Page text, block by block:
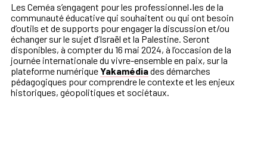
Les Ceméa s’engagent pour les professionnel·les de la
communauté éducative qui souhaitent ou qui ont besoin
d’outils et de supports pour engager la discussion et/ou
échanger sur le sujet d’Israël et la Palestine. Seront
disponibles, à compter du 16 mai 2024, à l’occasion de la
journée internationale du vivre-ensemble en paix, sur la
plateforme numériqueYakamédiades démarches
pédagogiques pour comprendre le contexte et les enjeux
historiques, géopolitiques et sociétaux.